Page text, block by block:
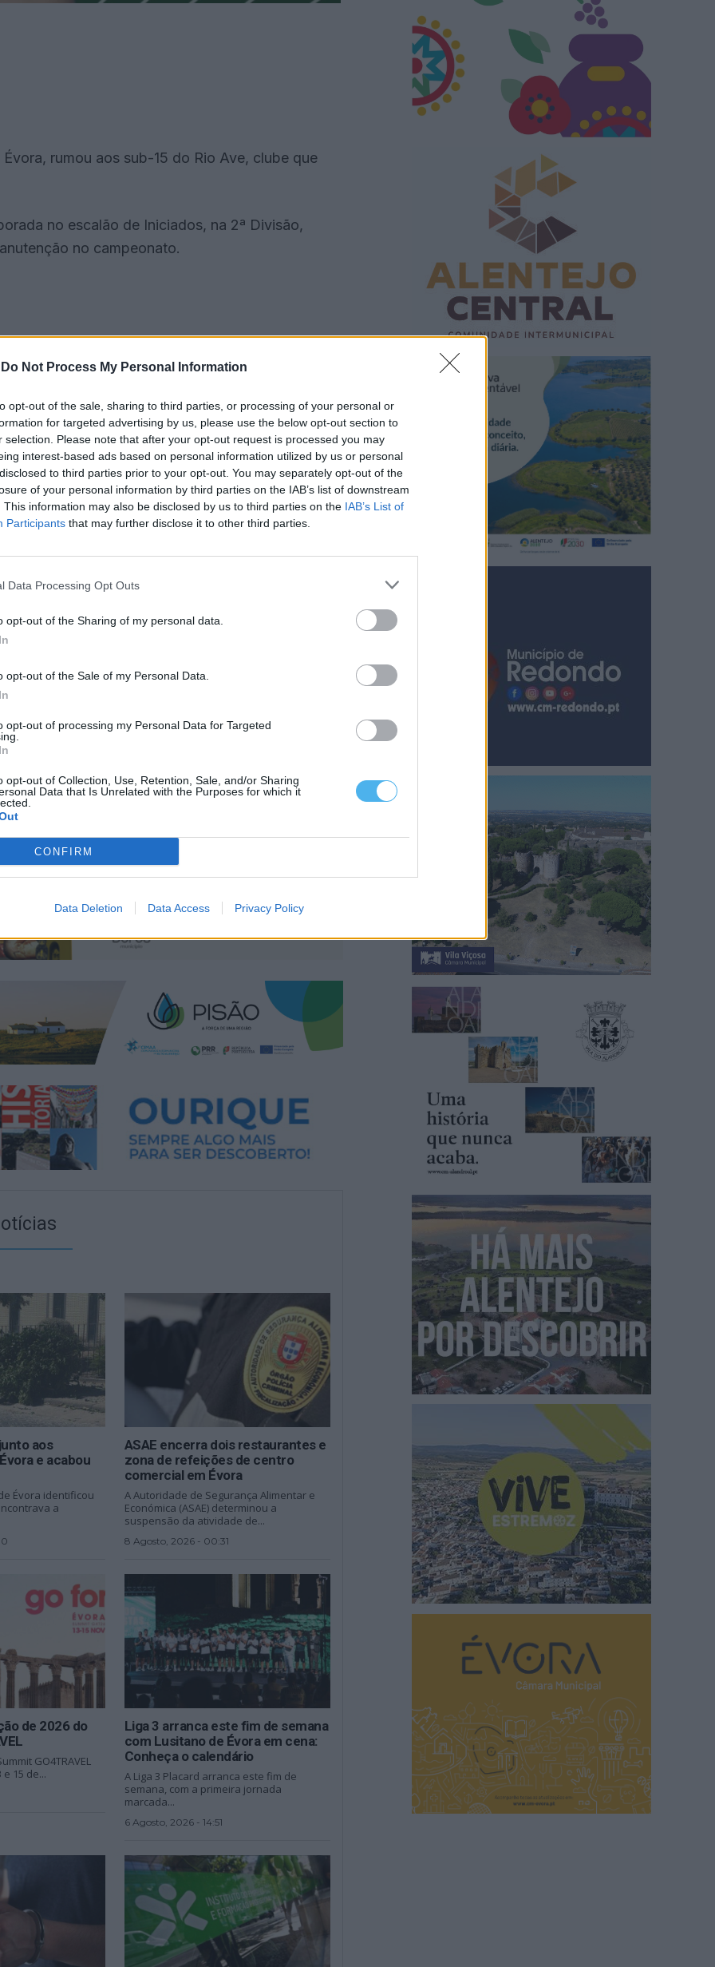
Do Not Process My Personal Information
opt-out of the sale, sharing to third parties, or processing of your personal or
for targeted advertising by us, please use the below opt-out section to
selection. Please note that after your opt-out request is processed you may
interest-based ads based on personal information utilized by us or personal
to third parties prior to your opt-out. You may separately opt-out of the
of your personal information by third parties on the IAB’s list of downstream
This information may also be disclosed by us to third parties on the IAB’s List of
Participants that may further disclose it to other third parties.
Data Processing Opt Outs
opt-out of the Sharing of my personal data.
opt-out of the Sale of my Personal Data.
opt-out of processing my Personal Data for Targeted
opt-out of Collection, Use, Retention, Sale, and/or Sharing
Data that Is Unrelated with the Purposes for which it
CONFIRM
Data Deletion Data Access Privacy Policy
rumou aos sub-15 do Rio Ave, clube que
no escalão de Iniciados, na 2ª Divisão,
no campeonato.
maturidade tática e evolução técnica
a sua «evolução contínua e o rendimento
ainda curta carreira de futebolista, depois de ter
aos
e acabou
Évora identificou
a
ASAE encerra dois restaurantes e
zona de refeições de centro
comercial em Évora
A Autoridade de Segurança Alimentar e
Económica (ASAE) determinou a
suspensão da atividade de...
8 Agosto, 2026 - 00:31
de 2026 do
GO4TRAVEL
15 de...
Liga 3 arranca este fim de semana
com Lusitano de Évora em cena:
Conheça o calendário
A Liga 3 Placard arranca este fim de
semana, com a primeira jornada
marcada...
6 Agosto, 2026 - 14:51